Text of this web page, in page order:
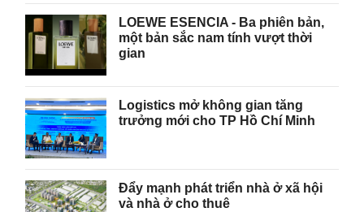
LOEWE ESENCIA - Ba phiên bản,
một bản sắc nam tính vượt thời
gian
Logistics mở không gian tăng
trưởng mới cho TP Hồ Chí Minh
Đẩy mạnh phát triển nhà ở xã hội
và nhà ở cho thuê